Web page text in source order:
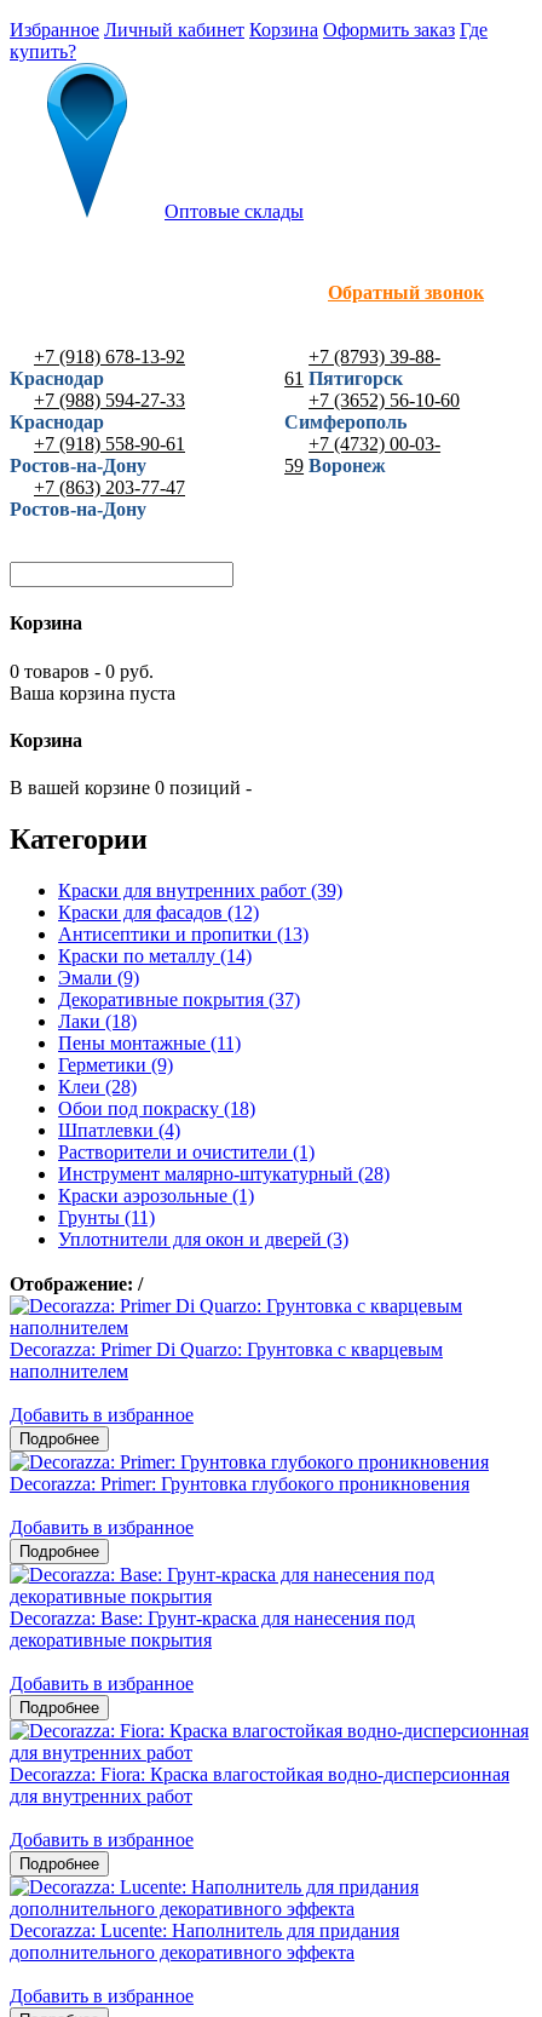
Избранное Личный кабинет Корзина Оформить заказ Где
купить?
Оптовые склады
Обратный звонок
+7 (918) 678-13-92
Краснодар
+7 (988) 594-27-33
Краснодар
+7 (918) 558-90-61
Ростов-на-Дону
+7 (863) 203-77-47
Ростов-на-Дону
+7 (8793) 39-88-
61 Пятигорск
+7 (3652) 56-10-60
Симферополь
+7 (4732) 00-03-
59 Воронеж
Корзина
0 товаров - 0 руб.
Ваша корзина пуста
Корзина
В вашей корзине 0 позиций -
Категории
Краски для внутренних работ (39)
Краски для фасадов (12)
Антисептики и пропитки (13)
Краски по металлу (14)
Эмали (9)
Декоративные покрытия (37)
Лаки (18)
Пены монтажные (11)
Герметики (9)
Клеи (28)
Обои под покраску (18)
Шпатлевки (4)
Растворители и очистители (1)
Инструмент малярно-штукатурный (28)
Краски аэрозольные (1)
Грунты (11)
Уплотнители для окон и дверей (3)
Отображение: /
Decorazza: Primer Di Quarzo: Грунтовка с кварцевым
наполнителем
Добавить в избранное
Decorazza: Primer: Грунтовка глубокого проникновения
Добавить в избранное
Decorazza: Base: Грунт-краска для нанесения под
декоративные покрытия
Добавить в избранное
Decorazza: Fiora: Краска влагостойкая водно-дисперсионная
для внутренних работ
Добавить в избранное
Decorazza: Lucente: Наполнитель для придания
дополнительного декоративного эффекта
Добавить в избранное